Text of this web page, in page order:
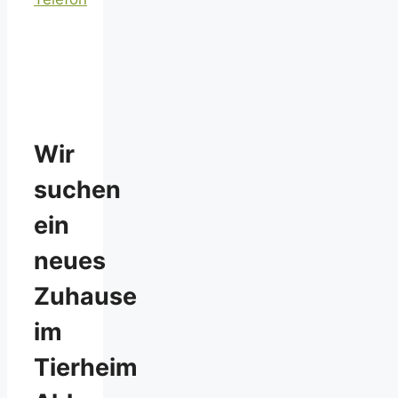
Wir
suchen
ein
neues
Zuhause
im
Tierheim